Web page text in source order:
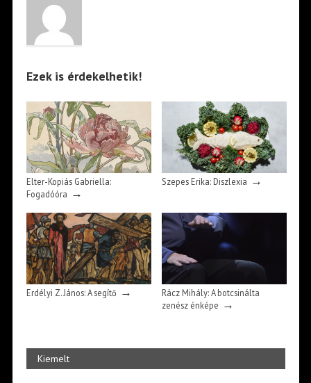
Ezek is érdekelhetik!
Elter-Kopiás Gabriella:
Fogadóóra →
Szepes Erika: Diszlexia →
Erdélyi Z. János: A segítő →
Rácz Mihály: A botcsinálta
zenész énképe →
Kiemelt